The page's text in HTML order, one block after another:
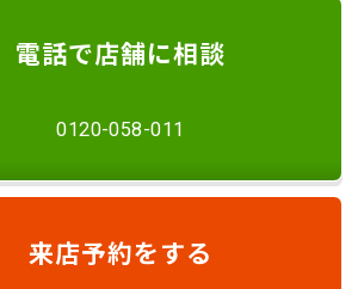
電話で店舗に相談
0120-058-011
来店予約をする